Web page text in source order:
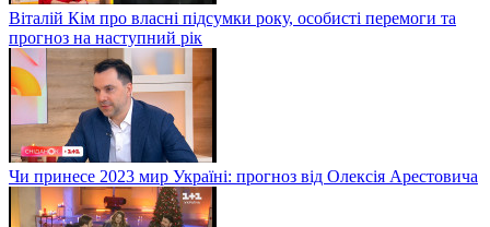
Віталій Кім про власні підсумки року, особисті перемоги та
прогноз на наступний рік
Чи принесе 2023 мир Україні: прогноз від Олексія Арестовича